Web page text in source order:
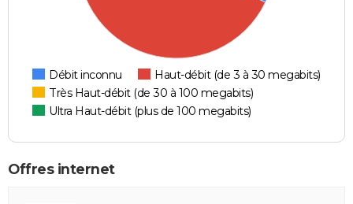
Débit inconnu
Haut-débit (de 3 à 30 megabits)
Très Haut-débit (de 30 à 100 megabits)
Ultra Haut-débit (plus de 100 megabits)
Offres internet